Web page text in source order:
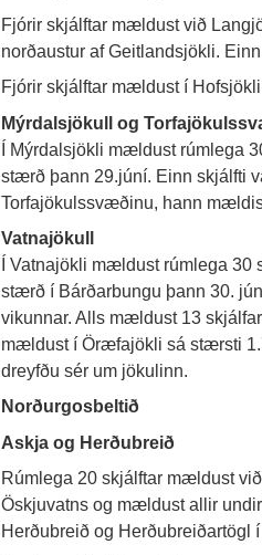
Fjórir skjálftar mældust við
norðaustur af Geitlandsjökli.
Fjórir skjálftar mældust í
Mýrdalsjökull og
Í Mýrdalsjökli mældust rúmlega
stærð þann 29.júní. Einn skjálfti
Torfajökulssvæðinu, hann
Vatnajökull
Í Vatnajökli mældust rúmlega
stærð í Bárðarbungu þann 30.
vikunnar. Alls mældust 13
mældust í Öræfajökli sá stærsti
dreyfðu sér um jökulinn.
Norðurgosbeltið
Askja og Herðubreið
Rúmlega 20 skjálftar mældust
Öskjuvatns og mældust allir
Herðubreið og Herðubreiðartögl